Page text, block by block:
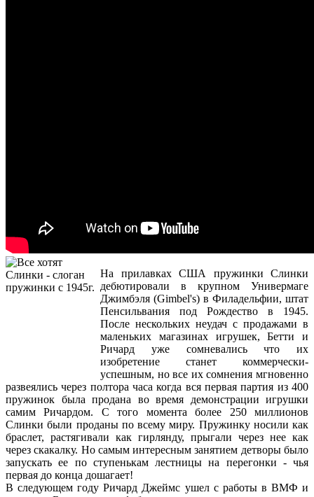
На прилавках США пружинки Слинки
дебютировали в крупном Универмаге
Джимбэля (Gimbel's) в Филадельфии, штат
Пенсильвания под Рождество в 1945.
После нескольких неудач с продажами в
маленьких магазинах игрушек, Бетти и
Ричард уже сомневались что их
изобретение станет коммерчески-
успешным, но все их сомнения мгновенно
развеялись через полтора часа когда вся первая партия из 400
пружинок была продана во время демонстрации игрушки
самим Ричардом. С того момента более 250 миллионов
Слинки были проданы по всему миру. Пружинку носили как
браслет, растягивали как гирлянду, прыгали через нее как
через скакалку. Но самым интересным занятием детворы было
запускать ее по ступенькам лестницы на перегонки - чья
первая до конца дошагает!
В следующем году Ричард Джеймс ушел с работы в ВМФ и